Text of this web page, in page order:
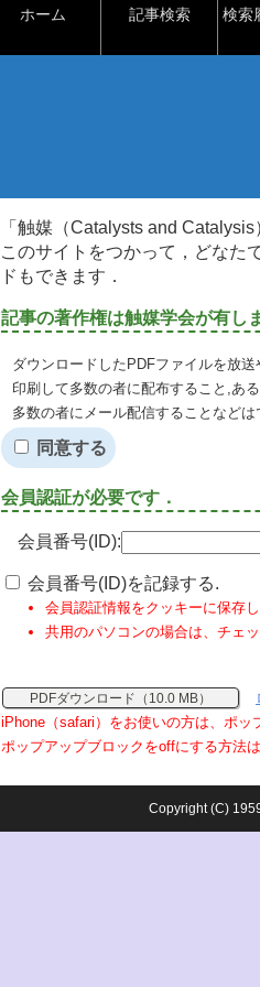
ホーム 記事検索 検索
「触媒（Catalysts and
このサイトをつかって，どなた
ドもできます．
記事の著作権は触媒学会が有し
ダウンロードしたPDFファイルを放
印刷して多数の者に配布すること,ある
多数の者にメール配信することなどは
同意する
会員認証が必要です．
会員番号(ID):
会員番号(ID)を記録する.
会員認証情報をクッキーに保存
共用のパソコンの場合は、チェ
PDFダウンロード（10.0 MB）
iPhone（safari）をお使いの方は、ポッ
ポップアップブロックをoffにする方法は
Copyright (C)